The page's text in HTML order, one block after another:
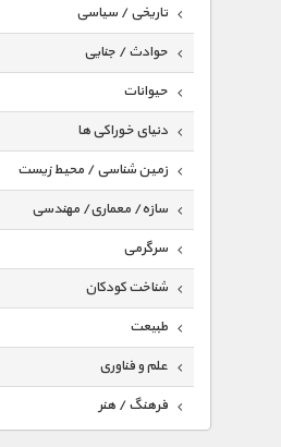
تاریخی / سیاسی
حوادث / جنایی
حیوانات
دنیای خوراکی ها
زمین شناسی / محیط زیست
سازه/ معماری/ مهندسی
سرگرمی
شناخت کودکان
طبیعت
علم و فناوری
فرهنگ / هنر